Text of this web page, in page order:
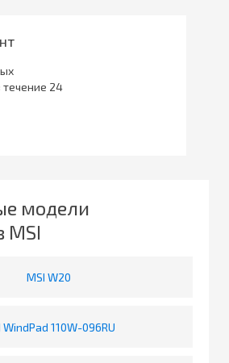
течение 24
модели
MSI
MSI W20
WindPad 110W-096RU